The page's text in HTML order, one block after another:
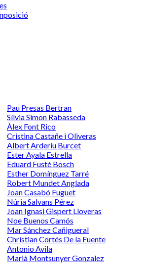
Pau Presas Bertran
Sílvia Simon Rabasseda
Àlex Font Rico
Cristina Castañe i Oliveras
Albert Arderiu Burcet
Ester Ayala Estrella
Eduard Fusté Bosch
Esther Domínguez Tarré
Robert Mundet Anglada
Joan Casabó Fuguet
Núria Salvans Pérez
Joan Ignasi Gispert Lloveras
Noe Buenos Camós
Mar Sánchez Cañigueral
Christian Cortés De la Fuente
Antonio Avila
Marià Montsunyer Gonzalez